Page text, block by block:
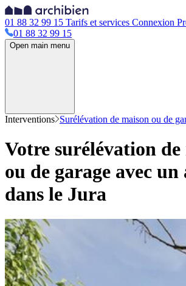
01 88 32 99 15 Tarifs et services Connexion
01 88 32 99 15
Open main menu
Interventions Surélévation de maison ou de
Votre surélévation de
ou de garage avec
dans le Jura